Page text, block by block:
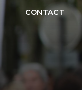
CONTACT